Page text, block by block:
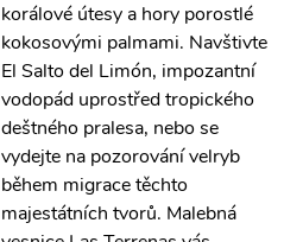
korálové útesy a hory porostlé
kokosovými palmami. Navštivte
El Salto del Limón, impozantní
vodopád uprostřed tropického
deštného pralesa, nebo se
vydejte na pozorování velryb
během migrace těchto
majestátních tvorů. Malebná